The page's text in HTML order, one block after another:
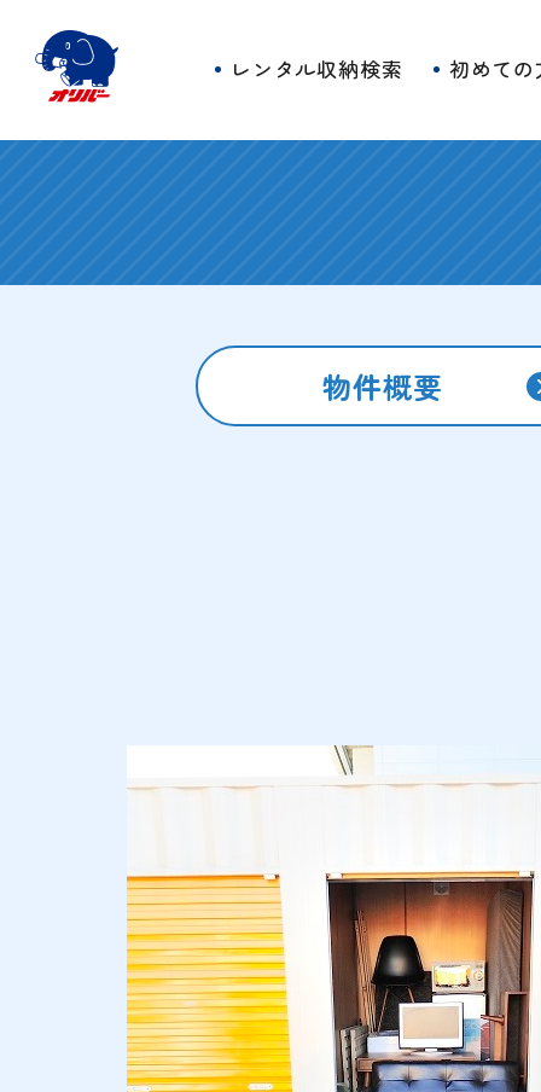
レンタル収納検索 初めて
物件概要